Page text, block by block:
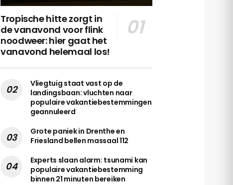
Tropische hitte zorgt in
de vanavond voor flink
noodweer: hier gaat het
vanavond helemaal los!
Vliegtuig staat vast op de
landingsbaan: vluchten naar
populaire vakantiebestemmingen
geannuleerd
Grote paniek in Drenthe en
Friesland bellen massaal 112
Experts slaan alarm: tsunami kan
populaire vakantiebestemming
binnen 21 minuten bereiken